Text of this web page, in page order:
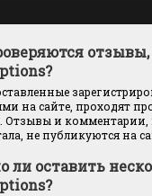
на сайте, проходят
Отзывы и
не публикуются на
ли оставить